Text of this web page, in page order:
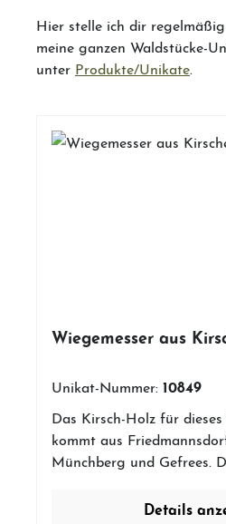
Hier stelle ich dir
meine ganzen Waldstücke-
unter Produkte/Unikate
Wiegemesser aus
Unikat-Nummer: 10849
Das Kirsch-Holz für
kommt aus
Münchberg und Gefrees.
Koch oder Kräuterkönig.
Details